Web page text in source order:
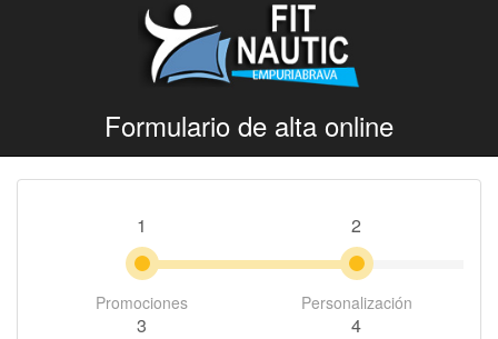
Formulario de alta online
1
Promociones
2
Personalización
3 4